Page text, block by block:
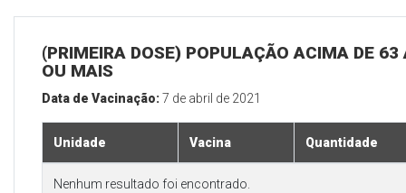
(PRIMEIRA DOSE) POPULAÇÃO ACIMA DE 63
OU MAIS
Data de Vacinação:7 de abril de 2021
Unidade Vacina Quantidade
Nenhum resultado foi encontrado.